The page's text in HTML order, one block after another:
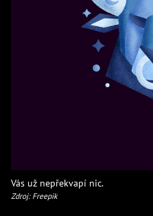
Vás už nepřekvapí nic.
Zdroj: Freepik